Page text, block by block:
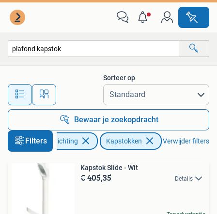
Alle afstanden…
Sorteer op
Bewaar je zoekopdracht
Filters
Huis en Inrichting Kapstokken Verwijder filters
Kapstok Slide - Wit
€ 405,35 Details